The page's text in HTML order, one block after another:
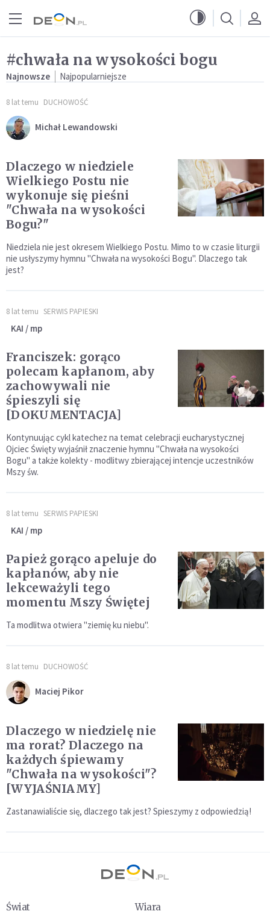
#chwała na wysokości bogu
Najnowsze Najpopularniejsze
8 lat temu DUCHOWOŚĆ
Michał Lewandowski
Dlaczego w niedziele
Wielkiego Postu nie
wykonuje się pieśni
"Chwała na wysokości
Bogu?"
Niedziela nie jest okresem Wielkiego Postu. Mimo to w czasie liturgii
nie usłyszymy hymnu "Chwała na wysokości Bogu". Dlaczego tak
jest?
8 lat temu SERWIS PAPIESKI
KAI / mp
Franciszek: gorąco
polecam kapłanom, aby
zachowywali nie
śpieszyli się
[DOKUMENTACJA]
Kontynuując cykl katechez na temat celebracji eucharystycznej
Ojciec Święty wyjaśnił znaczenie hymnu "Chwała na wysokości
Bogu" a także kolekty - modlitwy zbierającej intencje uczestników
Mszy św.
8 lat temu SERWIS PAPIESKI
KAI / mp
Papież gorąco apeluje do
kapłanów, aby nie
lekceważyli tego
momentu Mszy Świętej
Ta modlitwa otwiera "ziemię ku niebu".
8 lat temu DUCHOWOŚĆ
Maciej Pikor
Dlaczego w niedzielę nie
ma rorat? Dlaczego na
każdych śpiewamy
"Chwała na wysokości"?
[WYJAŚNIAMY]
Zastanawialiście się, dlaczego tak jest? Spieszymy z odpowiedzią!
Świat
Wiara